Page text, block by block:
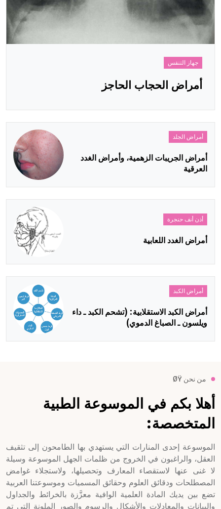
جهاز التنفس
أمراض الحجاب الحاجز
أمراض الجلد
أمراض الجريبات الزهمية، وأمراض الغدد
العرقية
أذن أنف حنجرة
أمراض الغدد اللعابية
أمراض الكبد
أمراض الكبد الاستقلابية: (تشحم الكبد ـ داء
ويلسون ـ الصباغ الدموي)
من نحن ØŸ
أهلا بكم في الموسوعة الطبية
المتخصصة:
الموسوعة إحدى المنارات التي يستهدي بها الطامحون إلى تثقيف
العقل، والراغبون في الخروج من ظلمات الجهل الموسوعة وسيلة
لا غنى عنها لاستقصاء المعارف وتحصيلها، ولاستجلاء غوامض
المصطلحات ودقائق العلوم وحقائق المسميات وموسوعتنا العربية
تضع بين يديك المادة العلمية الوافية معزَّزة بالخرائط والجداول
والبيانات والمعادلات والأشكال والرسوم والصور الملونة التي تم